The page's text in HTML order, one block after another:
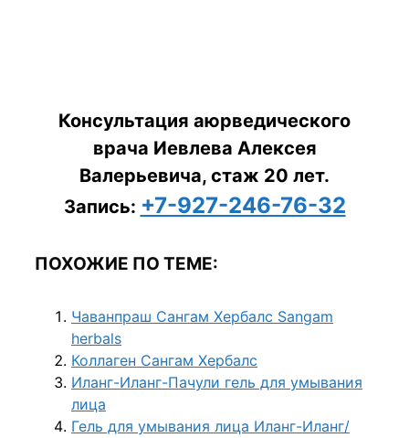
Консультация аюрведического
врача Иевлева Алексея
Валерьевича, стаж 20 лет.
Запись: +7-927-246-76-32
ПОХОЖИЕ ПО ТЕМЕ:
Чаванпраш Сангам Хербалс Sangam
herbals
Коллаген Сангам Хербалс
Иланг-Иланг-Пачули гель для умывания
лица
Гель для умывания лица Иланг-Иланг/